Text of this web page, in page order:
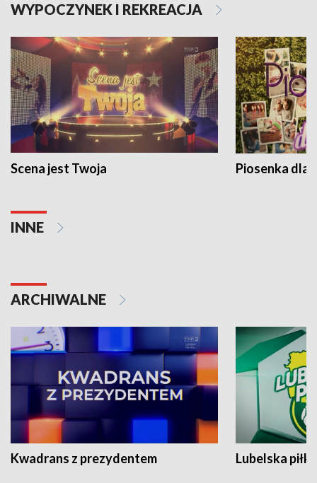
WYPOCZYNEK I REKREACJA
Scena jest Twoja Piosenka dla
INNE
ARCHIWALNE
Kwadrans z prezydentem Lubelska piłka